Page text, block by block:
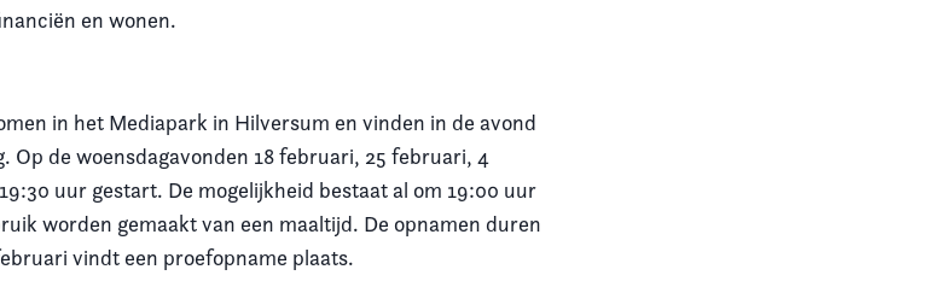
en wonen.
in het Mediapark in Hilversum en vinden in de avond
Op de woensdagavonden 18 februari, 25 februari, 4
uur gestart. De mogelijkheid bestaat al om 19:00 uur
worden gemaakt van een maaltijd. De opnamen duren
vindt een proefopname plaats.